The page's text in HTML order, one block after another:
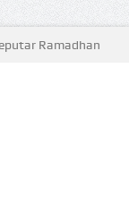
Ramadhan